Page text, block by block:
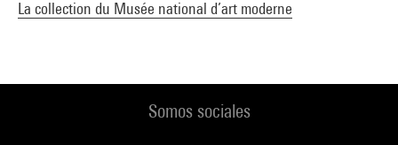
La collection du Musée national d’art moderne
Somos sociales